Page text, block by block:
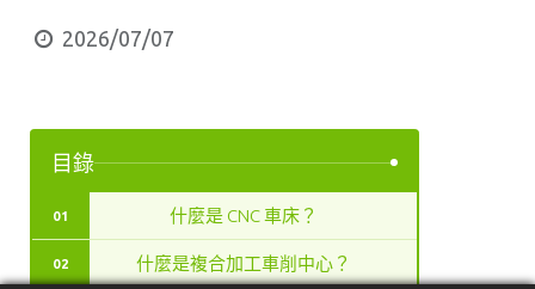
2026/07/07
目錄
01 什麼是 CNC 車床？
02 什麼是複合加工車削中心？